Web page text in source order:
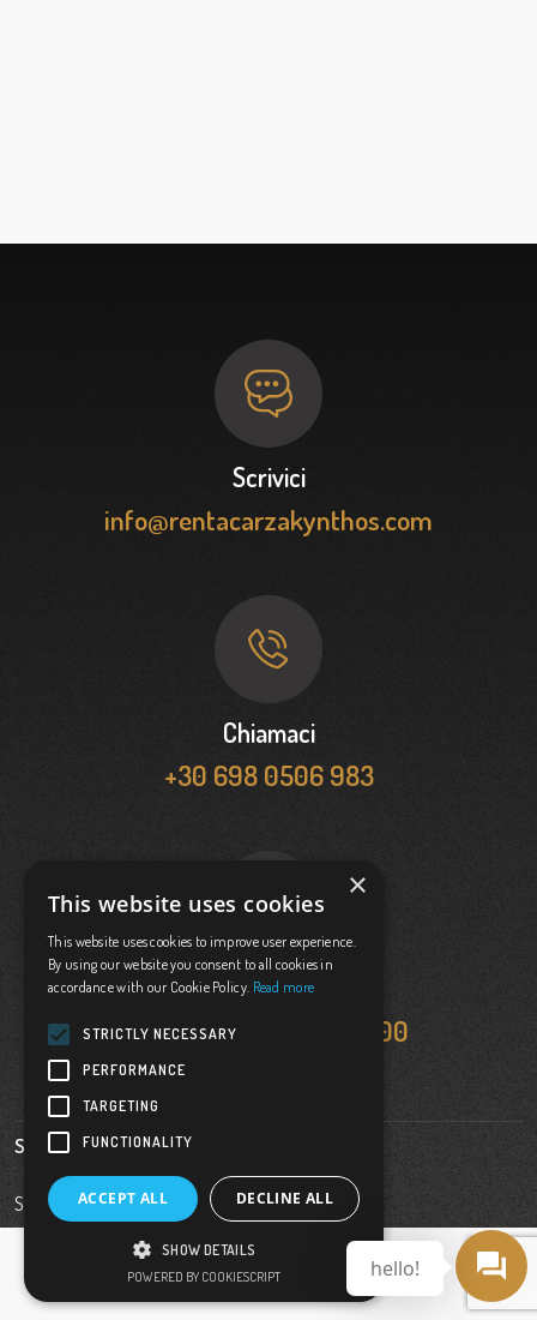
Scrivici
info@rentacarzakynthos.com
Chiamaci
+30 698 0506 983
Trovaci
Tragaki,Zakynthos 29100
Seguici su
Sviluppo & Hosting By
hello!
×
This website uses cookies
This website uses cookies to improve user experience.
By using our website you consent to all cookies in
accordance with our Cookie Policy. Read more
STRICTLY NECESSARY
PERFORMANCE
TARGETING
FUNCTIONALITY
ACCEPT ALL DECLINE ALL
SHOW DETAILS
POWERED BY COOKIESCRIPT